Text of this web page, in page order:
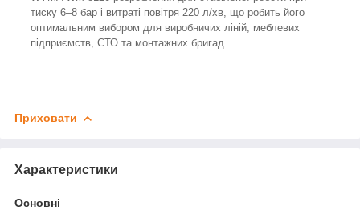
тиску 6–8 бар і витраті повітря 220 л/хв, що робить його
оптимальним вибором для виробничих ліній, меблевих
підприємств, СТО та монтажних бригад.
Приховати
Характеристики
Основні